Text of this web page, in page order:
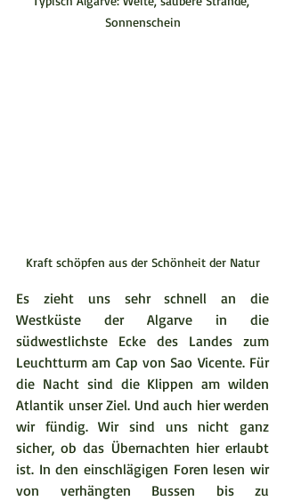
Sonnenschein
Kraft schöpfen aus der Schönheit der Natur
Es zieht uns sehr schnell an die
Westküste der Algarve in die
südwestlichste Ecke des Landes zum
Leuchtturm am Cap von Sao Vicente. Für
die Nacht sind die Klippen am wilden
Atlantik unser Ziel. Und auch hier werden
wir fündig. Wir sind uns nicht ganz
sicher, ob das Übernachten hier erlaubt
ist. In den einschlägigen Foren lesen wir
von verhängten Bussen bis zu